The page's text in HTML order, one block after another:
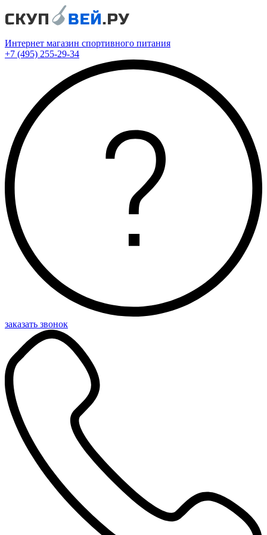
Интернет магазин спортивного питания
+7 (495) 255-29-34
заказать звонок